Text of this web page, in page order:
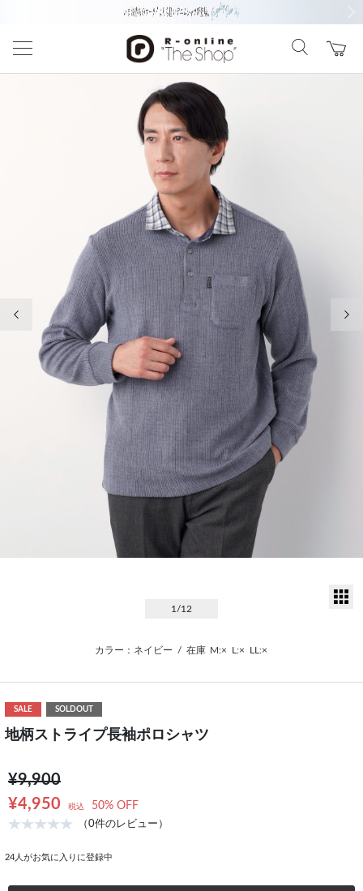
1 /12
カラー：ネイビー / 在庫 M:× L:× LL:×
SALE SOLDOUT
地柄ストライプ長袖ポロシャツ
¥9,900
¥4,950
税込 50% OFF
（0件のレビュー）
24 人がお気に入りに登録中